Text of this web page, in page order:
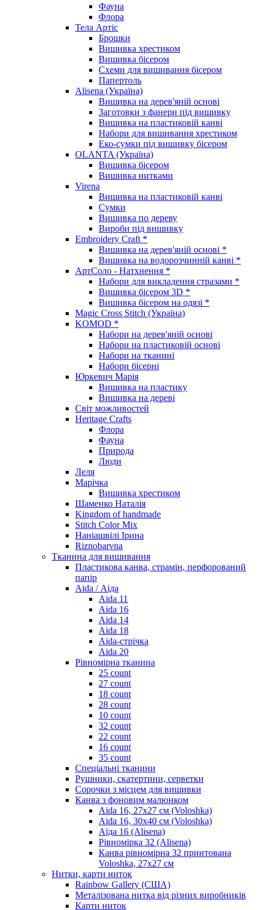
Фауна
Флора
Тела Артіс
Брошки
Вишивка хрестиком
Вишивка бісером
Схеми для вишивання бісером
Папертоль
Alisena (Україна)
Вишивка на дерев'яній основі
Заготовки з фанери під вишивку
Вишивка на пластиковій канві
Набори для вишивання хрестиком
Еко-сумки під вишивку бісером
OLANTA (Україна)
Вишивка бісером
Вишивка нитками
Virena
Вишивка на пластиковій канві
Сумки
Вишивка по дереву
Вироби під вишивку
Embroidery Craft *
Вишивка на дерев'яній основі *
Вишивка на водорозчинній канві *
АртСоло - Натхнення *
Набори для викладення стразами *
Вишивка бісером 3D *
Вишивка бісером на одязі *
Magic Cross Stitch (Україна)
KOMOD *
Набори на дерев'яній основі
Набори на пластиковій основі
Набори на тканині
Набори бісерні
Юркевич Марія
Вишивка на пластику
Вишивка на дереві
Світ можливостей
Heritage Crafts
Флора
Фауна
Природа
Люди
Леля
Марічка
Вишивка хрестиком
Шаменко Наталія
Kingdom of handmade
Stitch Color Mix
Наніашвілі Ірина
Riznobarvna
Тканина для вишивання
Пластикова канва, страмін, перфорований
папір
Aida / Аіда
Aida 11
Aida 16
Aida 14
Aida 18
Aida-стрічка
Aida 20
Рівномірна тканина
25 count
27 count
18 count
28 count
10 count
32 count
22 count
16 count
35 count
Спеціальні тканини
Рушники, скатертини, серветки
Сорочки з місцем для вишивки
Канва з фоновим малюнком
Aida 16, 27х27 см (Voloshka)
Aida 16, 30х40 см (Voloshka)
Аїда 16 (Alisena)
Рівномірка 32 (Alisena)
Канва рівномірна 32 принтована
Voloshka, 27х27 см
Нитки, карти ниток
Rainbow Gallery (США)
Металізована нитка від різних виробників
Карти ниток